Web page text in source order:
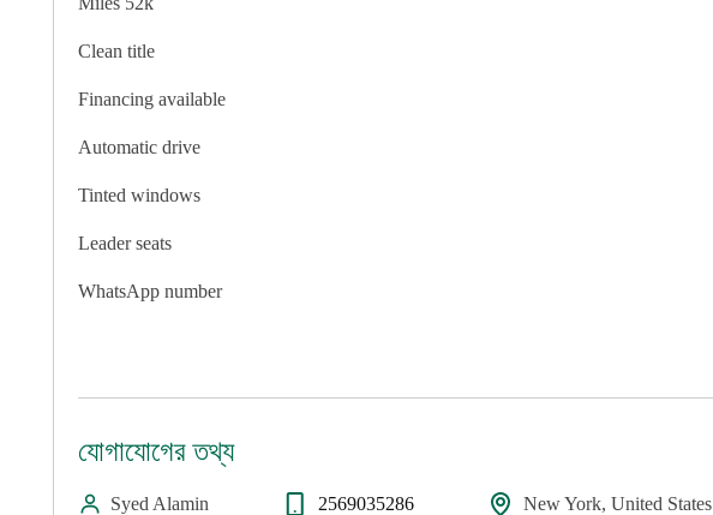
Clean title
Financing available
Automatic drive
Tinted windows
Leader seats
WhatsApp number
যোগাযোগের তথ্য
Syed Alamin 2569035286 New York, United States